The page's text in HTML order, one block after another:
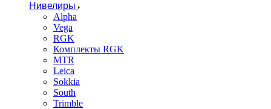
Нивелиры
Alpha
Vega
RGK
Комплекты RGK
MTR
Leica
Sokkia
South
Trimble